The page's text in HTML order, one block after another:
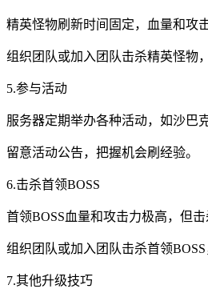
精英怪物刷新时间固定，血量和攻
组织团队或加入团队击杀精英怪物
5.参与活动
服务器定期举办各种活动，如沙巴
留意活动公告，把握机会刷经验。
6.击杀首领BOSS
首领BOSS血量和攻击力极高，但
组织团队或加入团队击杀首领BOSS
7.其他升级技巧